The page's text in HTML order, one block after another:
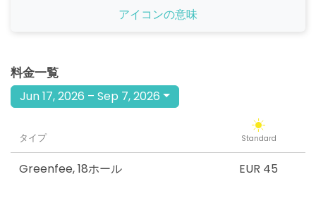
1-4名
13:00
14:00 1-4名
EUR 45
15:00 1-4名
EUR 45
アイコンの意味
料金一覧
Jun 17, 2026 – Sep 7, 2026
タイプ Standard
Greenfee,18ホール EUR 45